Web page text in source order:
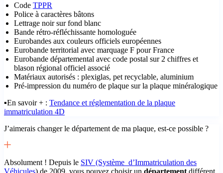
Code TPPR
Police à caractères bâtons
Lettrage noir sur fond blanc
Bande rétro-réfléchissante homologuée
Eurobandes aux couleurs officiels européennes
Eurobande territorial avec marquage F pour France
Eurobande départemental avec code postal sur 2 chiffres et
blason régional officiel associé
Matériaux autorisés : plexiglas, pet recyclable, aluminium
Pré-impression du numéro de plaque sur la plaque minéralogique
▪️En savoir + : Tendance et réglementation de la plaque
immatriculation 4D
J’aimerais changer le département de ma plaque, est-ce possible ?
Absolument ! Depuis le SIV (Système d’Immatriculation des
Véhicules) de 2009, vous pouvez choisir un département différent